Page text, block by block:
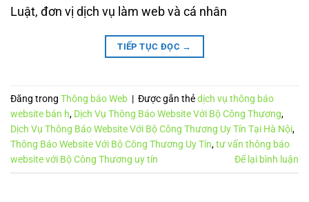
Luật, đơn vị dịch vụ làm web và cá nhân
TIẾP TỤC ĐỌC →
Đăng trong Thông báo Web | Được gắn thẻdịch vụ thông báo
website bán h, Dịch Vụ Thông Báo Website Với Bộ Công Thương,
Dịch Vụ Thông Báo Website Với Bộ Công Thương Uy Tín Tại Hà Nội,
Thông Báo Website Với Bộ Công Thương Uy Tín,tư vấn thông báo
website với Bộ Công Thương uy tín
Để lại bình luận